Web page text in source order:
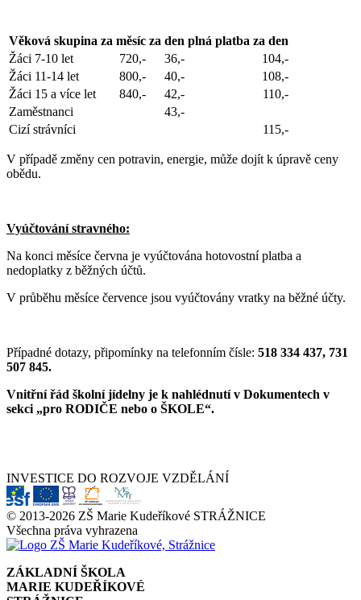
Věková skupina za měsíc za den plná platba za den
Žáci 7-10 let
720,- 36,-
104,-
Žáci 11-14 let
800,- 40,-
108,-
Žáci 15 a více let
840,- 42,-
110,-
Zaměstnanci
43,-
Cizí strávníci
115,-
V případě změny cen potravin, energie, může dojít k úpravě ceny
obědu.
Vyúčtování stravného:
Na konci měsíce června je vyúčtována hotovostní platba a
nedoplatky z běžných účtů.
V průběhu měsíce července jsou vyúčtovány vratky na běžné účty.
Případné dotazy, připomínky na telefonním čísle: 518 334 437, 731
507 845.
Vnitřní řád školní jídelny je k nahlédnutí v Dokumentech v
sekci „pro RODIČE nebo o ŠKOLE“.
INVESTICE DO ROZVOJE VZDĚLÁNÍ
© 2013-2026 ZŠ Marie Kudeříkové STRÁŽNICE
Všechna práva vyhrazena
ZÁKLADNÍ ŠKOLA
MARIE KUDEŘÍKOVÉ